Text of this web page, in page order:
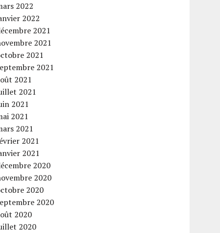
2022
2022
2021
2021
2021
2021
2021
2021
2021
2021
2021
2021
2021
2020
2020
2020
2020
2020
2020